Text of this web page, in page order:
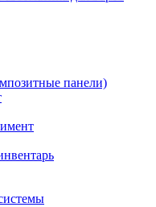
панели)